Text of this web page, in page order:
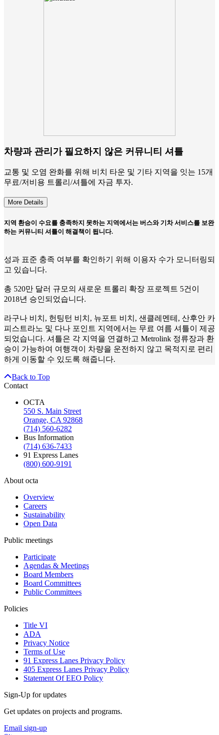
차량과 관리가 필요하지 않은 커뮤니티 셔틀
교통 및 오염 완화를 위해 비치 타운 및 기타 지역을 잇는 15개
무료/저비용 트롤리/셔틀에 자금 투자.
More Details
지역 환승이 수요를 충족하지 못하는 지역에서는 버스와 기차 서비스를 보완
하는 커뮤니티 셔틀이 해결책이 됩니다.
성과 표준 충족 여부를 확인하기 위해 이용자 수가 모니터링되
고 있습니다.
총 520만 달러 규모의 새로운 트롤리 확장 프로젝트 5건이
2018년 승인되었습니다.
라구나 비치, 헌팅턴 비치, 뉴포트 비치, 샌클레멘테, 산후안 카
피스트라노 및 다나 포인트 지역에서는 무료 여름 셔틀이 제공
되었습니다. 셔틀은 각 지역을 연결하고 Metrolink 정류장과 환
승이 가능하여 여행객이 차량을 운전하지 않고 목적지로 편리
하게 이동할 수 있도록 해줍니다.
Back to Top
Contact
OCTA
550 S. Main Street
Orange, CA 92868
(714) 560-6282
Bus Information
(714) 636-7433
91 Express Lanes
(800) 600-9191
About octa
Overview
Careers
Sustainability
Open Data
Public meetings
Participate
Agendas & Meetings
Board Members
Board Committees
Public Committees
Policies
Title VI
ADA
Privacy Notice
Terms of Use
91 Express Lanes Privacy Policy
405 Express Lanes Privacy Policy
Statement Of EEO Policy
Sign-Up for updates
Get updates on projects and programs.
Email sign-up